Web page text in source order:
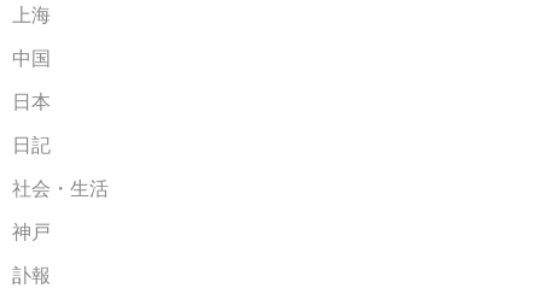
上海
中国
日本
日記
社会・生活
神戸
訃報